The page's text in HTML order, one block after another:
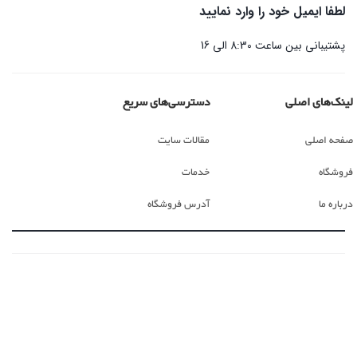
لطفا ایمیل خود را وارد نمایید
پشتیبانی بین ساعت 8:30 الی 16
لینک‌های اصلی
صفحه اصلی
فروشگاه
درباره ما
دسترسی‌های سریع
مقالات سایت
خدمات
آدرس فروشگاه